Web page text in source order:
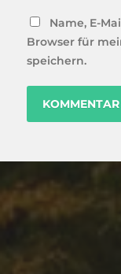
Name, E-
Browser für
speichern.